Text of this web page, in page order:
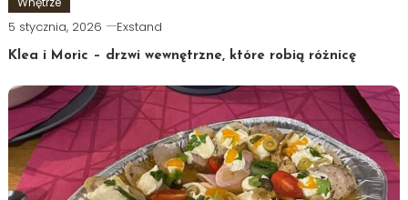
5 stycznia, 2026 Exstand
Klea i Moric – drzwi wewnętrzne, które robią różnicę